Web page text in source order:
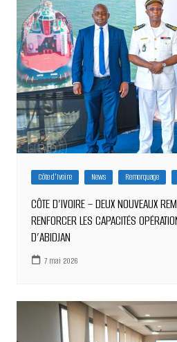
Côte d'Ivoire News Remorquage
CÔTE D’IVOIRE – DEUX NOUVEAUX
RENFORCER LES CAPACITÉS
D’ABIDJAN
7 mai 2026